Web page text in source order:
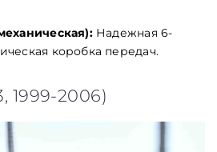
Надежная 6-
коробка передач.
1999-2006)